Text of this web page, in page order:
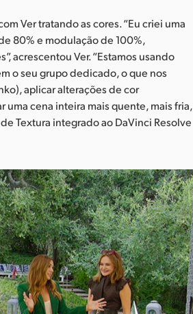
Ver tratando as cores. “Eu criei uma
80% e modulação de 100%,
acrescentou Ver. “Estamos usando
o seu grupo dedicado, o que nos
aplicar alterações de cor
cena inteira mais quente, mais fria,
Textura integrado ao DaVinci Resolve